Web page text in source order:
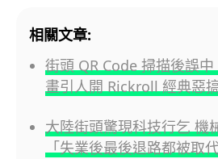
相關文章:
街頭 QR Code 掃描後誤
畫引人開 Rickroll 經典惡
大陸街頭驚現科技行乞 機
「失業後最後退路都被取